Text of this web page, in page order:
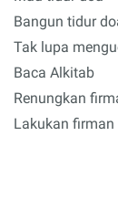
Bangun tidur
Tak lupa
Baca Alkitab
Renungkan
Lakukan firman